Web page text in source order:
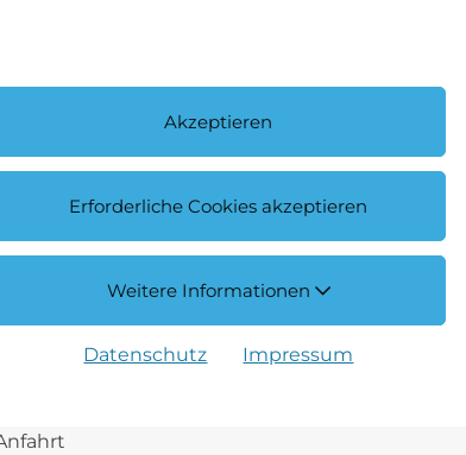
Akzeptieren
Erforderliche Cookies akzeptieren
Weitere Informationen
Datenschutz Impressum
Center Weil am Rhein